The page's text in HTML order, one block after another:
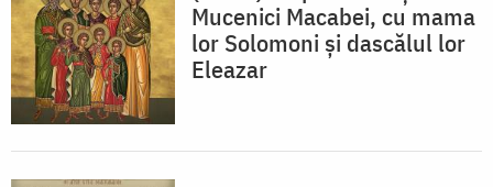
Mucenici Macabei, cu mama
lor Solomoni și dascălul lor
Eleazar